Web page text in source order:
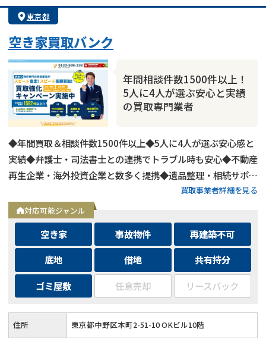
東京都
空き家買取バンク
年間相談件数1500件以上！
5人に4人が選ぶ安心と実績
の買取専門業者
◆年間買取＆相談件数1500件以上◆5人に4人が選ぶ安心感と
実績◆弁護士・司法書士との連携でトラブル時も安心◆不動産
再生企業・海外投資企業と数多く提携◆遺品整理・相続サポー
トも可能◆メールとLINEは24時間相談受付中買取事業者詳細を見る
対応可能ジャンル
空き家 事故物件
再建築不可
底地
借地
共有持分
ゴミ屋敷
任意売却 リースバック
住所 東京都中野区本町2-51-10 OKビル10階